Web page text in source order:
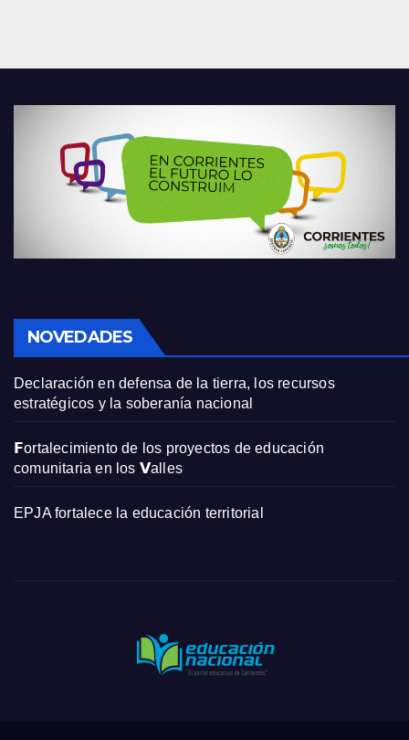
NOVEDADES
Declaración en defensa de la tierra, los recursos
estratégicos y la soberanía nacional
𝗙ortalecimiento de los proyectos de educación
comunitaria en los 𝗩alles
EPJA fortalece la educación territorial